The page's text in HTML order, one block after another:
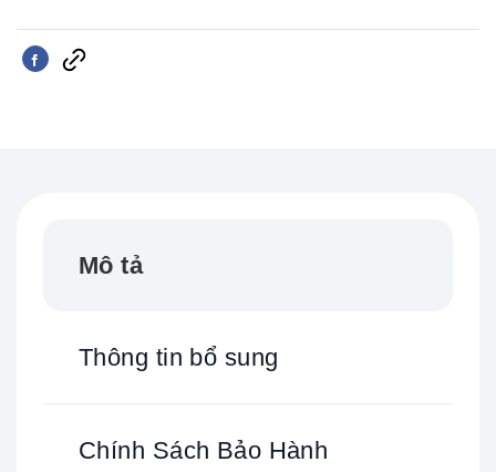
Mô tả
Thông tin bổ sung
Chính Sách Bảo Hành